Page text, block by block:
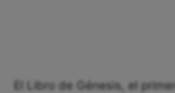
El Libro de Génesis, el